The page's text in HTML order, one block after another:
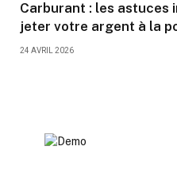
Carburant : les astuces
jeter votre argent à la
24 AVRIL 2026